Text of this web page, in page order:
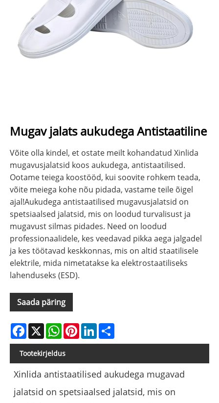
Mugav jalats aukudega Antistaatiline
Võite olla kindel, et ostate meilt kohandatud Xinlida
mugavusjalatsid koos aukudega, antistaatilised.
Ootame teiega koostööd, kui soovite rohkem teada,
võite meiega kohe nõu pidada, vastame teile õigel
ajal!Aukudega antistaatilised mugavusjalatsid on
spetsiaalsed jalatsid, mis on loodud turvalisust ja
mugavust silmas pidades. Need on loodud
professionaalidele, kes veedavad pikka aega jalgadel
ja kes töötavad keskkonnas, mis on altid staatilisele
elektrile, mida nimetatakse ka elektrostaatiliseks
lahenduseks (ESD).
Saada päring
Facebook
X WhatsApp
PinterestLinkedIn
Tootekirjeldus
Xinlida antistaatilised aukudega mugavad
jalatsid on spetsiaalsed jalatsid, mis on